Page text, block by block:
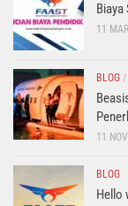
11
BLOG /
11
BLOG
Hello